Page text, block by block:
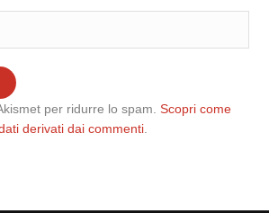
per ridurre lo spam.Scopri come
derivati dai commenti